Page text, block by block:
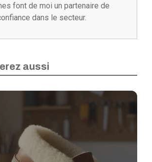
font de moi un partenaire de
dans le secteur.
aussi